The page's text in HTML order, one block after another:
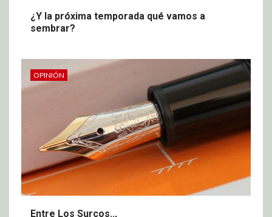
¿Y la próxima temporada qué vamos a
sembrar?
OPINIÓN
Entre Los Surcos..,